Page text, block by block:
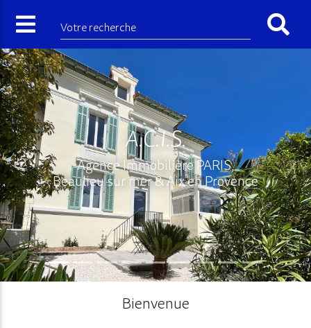
Votre recherche
A.C.I.S.
Agence Immobilière PARIS,
Beaulieu sur mer & Aix en Provence
Bienvenue